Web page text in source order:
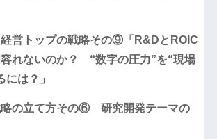
営トップの戦略その⑨「R&DとROIC
れないのか？ “数字の圧力”を“現場
は？」
略の立て方その⑥ 研究開発テーマの